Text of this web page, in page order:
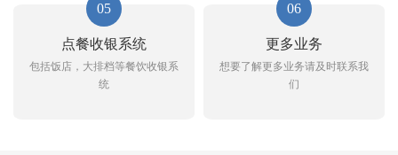
05
点餐收银系统
包括饭店，大排档等餐饮收银系
统
06
更多业务
想要了解更多业务请及时联系我
们